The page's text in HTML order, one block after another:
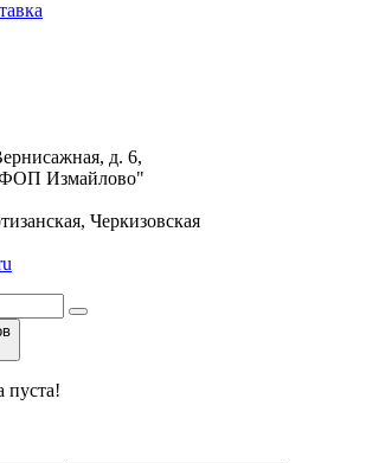
д. 6,
Измайлово"
Черкизовская
пуста!